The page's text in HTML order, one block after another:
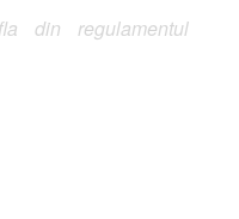
regulamentul